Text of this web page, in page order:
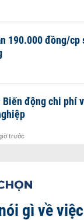
190.000 đồng/cp
Biến động chi phí
trước
gì về